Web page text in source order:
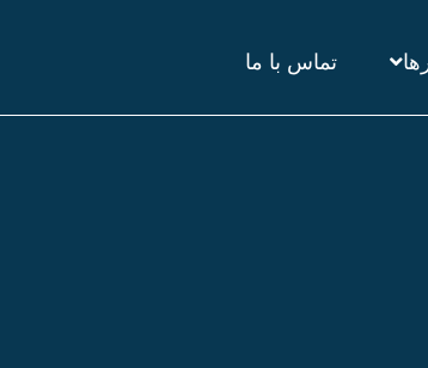
تماس با ما